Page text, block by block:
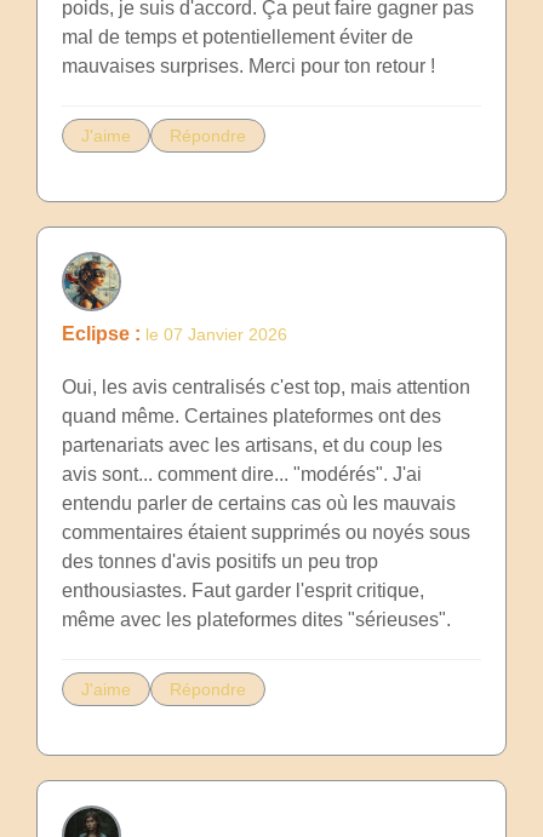
poids, je suis d'accord. Ça peut faire gagner pas
mal de temps et potentiellement éviter de
mauvaises surprises. Merci pour ton retour !
J'aime Répondre
Eclipse : le 07 Janvier 2026
Oui, les avis centralisés c'est top, mais attention
quand même. Certaines plateformes ont des
partenariats avec les artisans, et du coup les
avis sont... comment dire... "modérés". J'ai
entendu parler de certains cas où les mauvais
commentaires étaient supprimés ou noyés sous
des tonnes d'avis positifs un peu trop
enthousiastes. Faut garder l'esprit critique,
même avec les plateformes dites "sérieuses".
J'aime Répondre